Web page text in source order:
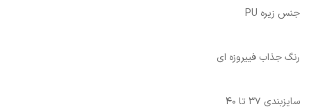
جنس زیره PU
رنگ جذاب فییروزه ای
سایزبندی 37 تا 40